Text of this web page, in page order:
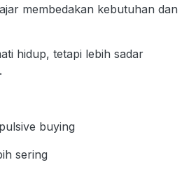
membedakan kebutuhan dan
hidup, tetapi lebih sadar
buying
sering